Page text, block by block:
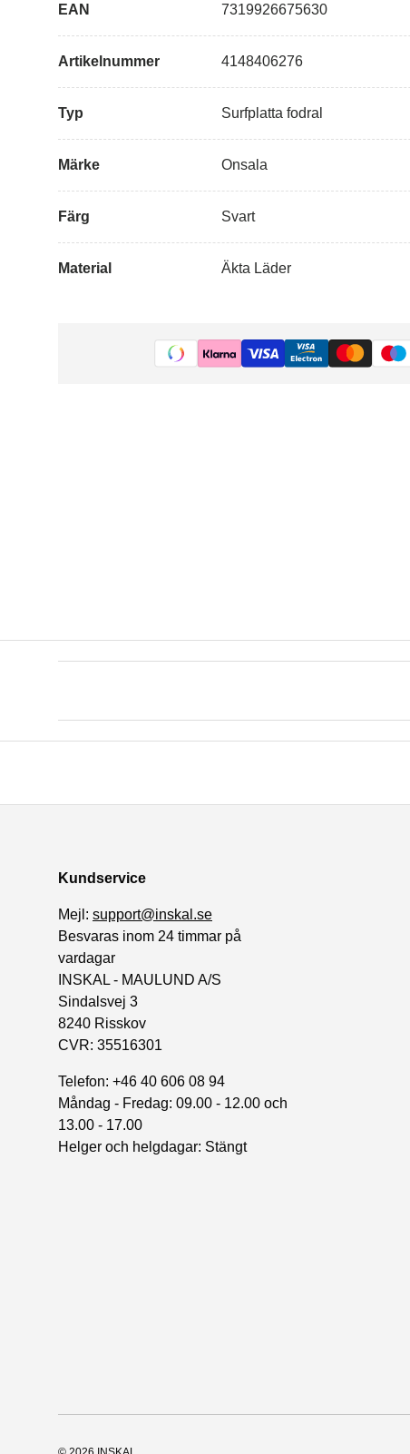
EAN 7319926675630
Artikelnummer 4148406276
Typ Surfplatta fodral
Märke Onsala
Färg Svart
Material Äkta Läder
Kundservice
Mejl: support@inskal.se
Besvaras inom 24 timmar på
vardagar
INSKAL - MAULUND A/S
Sindalsvej 3
8240 Risskov
CVR: 35516301
Telefon: +46 40 606 08 94
Måndag - Fredag: 09.00 - 12.00 och
13.00 - 17.00
Helger och helgdagar: Stängt